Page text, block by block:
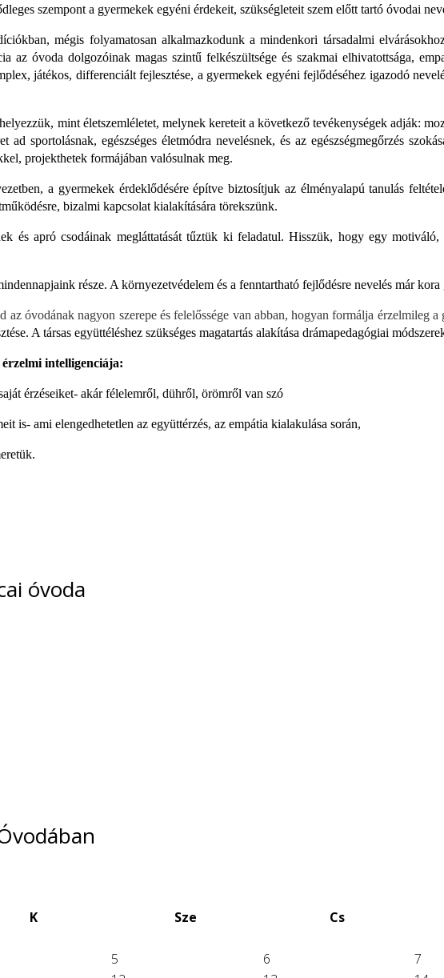
szempont a gyermekek egyéni érdekeit, szükségleteit szem előtt tartó óvodai
mégis folyamatosan alkalmazkodunk a mindenkori társadalmi
az óvoda dolgozóinak magas szintű felkészültsége és szakmai elhivatottsága,
játékos, differenciált fejlesztése, a gyermekek egyéni fejlődéséhez igazodó
mint életszemléletet, melynek kereteit a következő tevékenységek adják:
ad sportolásnak, egészséges életmódra nevelésnek, és az egészségmegőrzés
projekthetek formájában valósulnak meg.
a gyermekek érdeklődésére építve biztosítjuk az élményalapú tanulás
bizalmi kapcsolat kialakítására törekszünk.
és apró csodáinak megláttatását tűztük ki feladatul. Hisszük, hogy egy
része. A környezetvédelem és a fenntartható fejlődésre nevelés már
az óvodának nagyon szerepe és felelőssége van abban, hogyan formálja érzelmileg
A társas együttéléshez szükséges magatartás alakítása drámapedagógiai
intelligenciája:
érzéseiket- akár félelemről, dühről, örömről van szó
is- ami elengedhetetlen az együttérzés, az empátia kialakulása során,
óvoda
K Sze Cs
5 6 7